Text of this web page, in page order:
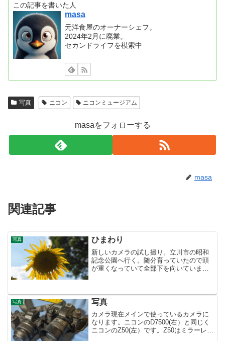
この記事を書いた人
masa
元洋食屋のオーナーシェフ。
2024年2月に廃業。
セカンドライフを模索中
写真 ニコン ニコンミュージアム
masaをフォローする
masa
関連記事
写真 ひまわり
新しいカメラの試し撮り。立川市の昭和
記念公園へ行く。随分育っていたので頭
が重くなっていて全部下を向いていまし
番のない...
写真 写真
カメラ現在メインで使っているカメラに
なります。ニコンのD7500(右）と同じく
ニコンのZ50(左）です。Z50はミラーレス